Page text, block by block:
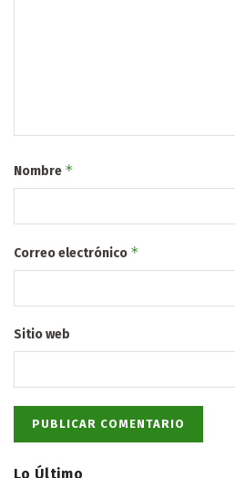
Nombre *
Correo electrónico *
Sitio web
Lo Último